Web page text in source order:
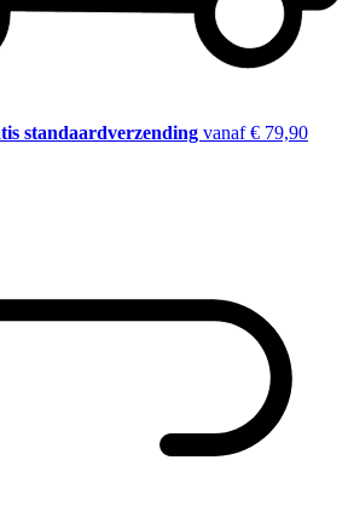
standaardverzending vanaf € 79,90